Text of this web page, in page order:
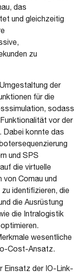
das
und gleichzeitig
zu
der
für die
sodass
vor der
Dabei konnte das
und SPS
die virtuelle
von Comau und
identifizieren, die
die Ausrüstung
die Intralogistik
wesentliche
Cost-Ansatz.
Einsatz der IO-Link-